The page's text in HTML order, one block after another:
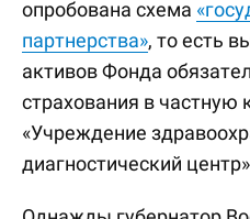
опробована схема
партнерства», то есть
активов Фонда
страхования в частную
«Учреждение
диагностический